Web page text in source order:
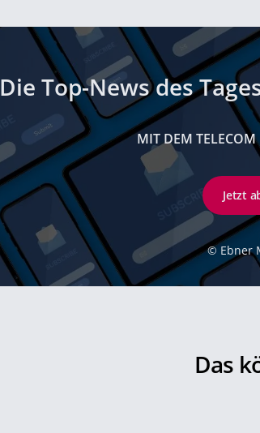
Die Top-News des
MIT DEM
Jetzt
© Ebner
Das